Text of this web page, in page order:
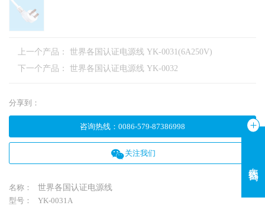
上一个产品： 世界各国认证电源线 YK-0031(6A250V)
下一个产品： 世界各国认证电源线 YK-0032
分享到：
咨询热线 ： 0086-579-87386998
关注我们
名称：
世界各国认证电源线
型号：
YK-0031A